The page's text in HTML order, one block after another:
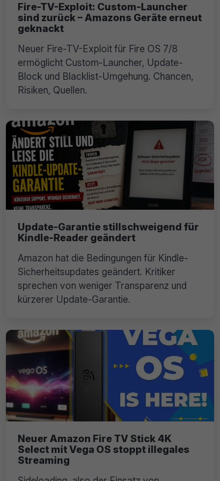
Fire-TV-Exploit: Custom-Launcher
sind zurück – Amazons Geräte erneut
geknackt
Neuer Fire-TV-Exploit für Fire OS 7/8
ermöglicht Custom-Launcher, Update-
Block und Blacklist-Umgehung. Chancen,
Risiken, Quellen.
Update-Garantie stillschweigend für
Kindle-Reader geändert
Amazon hat die Bedingungen für Kindle-
Sicherheitsupdates geändert. Kritiker
sprechen von weniger Transparenz und
kürzerer Update-Garantie.
Neuer Amazon Fire TV Stick 4K
Select mit Vega OS stoppt illegales
Streaming